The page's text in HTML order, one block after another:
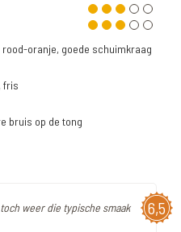
oranje, goede schuimkraag
fris
bruis op de tong
6,5
weer die typische smaak